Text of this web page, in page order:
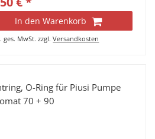
In den Warenkorb
ges. MwSt. zzgl.Versandkosten
O-Ring für Piusi Pumpe
70 + 90